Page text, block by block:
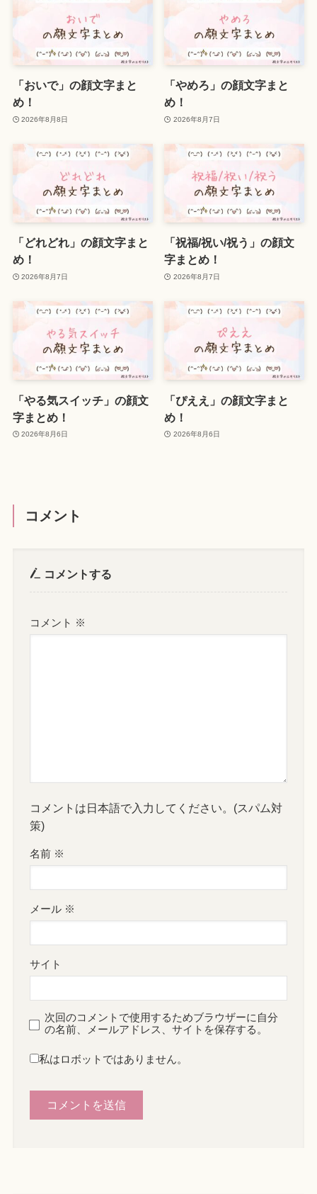
「おいで」の顔文字まと
め！
2026年8月8日
「やめろ」の顔文字まと
め！
2026年8月7日
「どれどれ」の顔文字まと
め！
2026年8月7日
「祝福/祝い/祝う」の顔文
字まとめ！
2026年8月7日
「やる気スイッチ」の顔文
字まとめ！
2026年8月6日
「ぴええ」の顔文字まと
め！
2026年8月6日
コメント
コメントする
コメント ※
コメントは日本語で入力してください。(スパム対
策)
名前 ※
メール ※
サイト
次回のコメントで使用するためブラウザーに自分
の名前、メールアドレス、サイトを保存する。
私はロボットではありません。